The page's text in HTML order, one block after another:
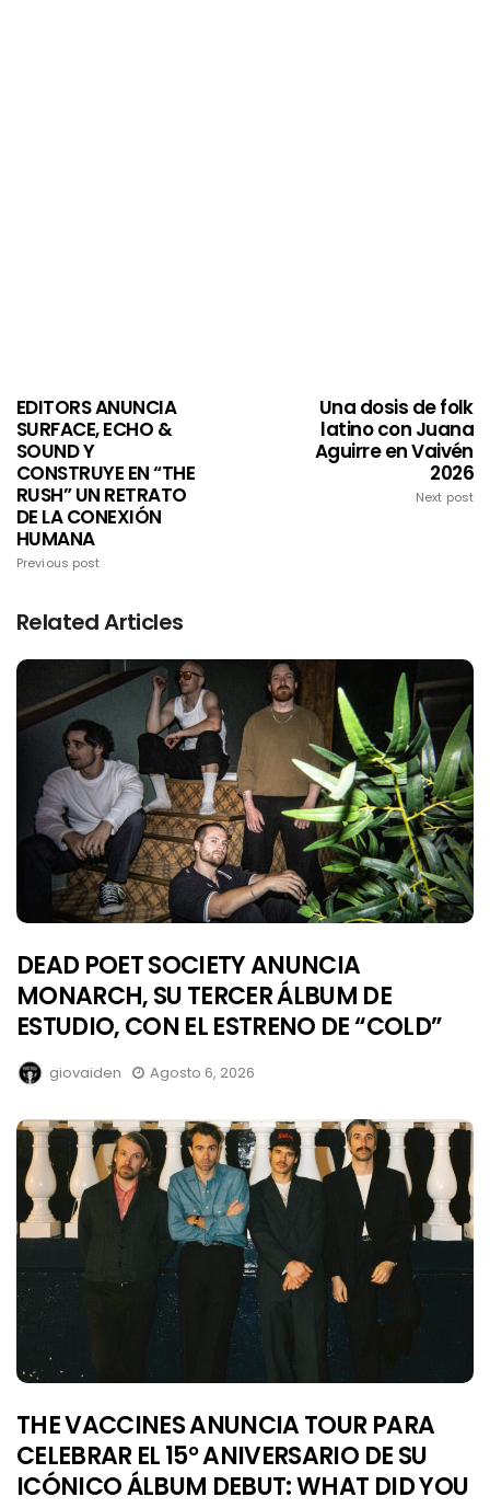
EDITORS ANUNCIA
SURFACE, ECHO &
SOUND Y
CONSTRUYE EN “THE
RUSH” UN RETRATO
DE LA CONEXIÓN
HUMANA
Previous post
Una dosis de folk
latino con Juana
Aguirre en Vaivén
2026
Next post
Related Articles
DEAD POET SOCIETY ANUNCIA
MONARCH, SU TERCER ÁLBUM DE
ESTUDIO, CON EL ESTRENO DE “COLD”
giovaiden Agosto 6, 2026
THE VACCINES ANUNCIA TOUR PARA
CELEBRAR EL 15° ANIVERSARIO DE SU
ICÓNICO ÁLBUM DEBUT: WHAT DID YOU